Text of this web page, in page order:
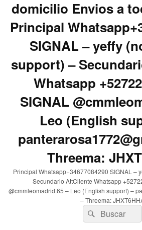
domicilio Envios a
Principal
SIGNAL – yeffy
support) –
Whatsapp
SIGNAL
Leo (English
Threema:
Principal Whatsapp+34677084290 SIGNAL –
Secundario AttCliente Whatsapp
@cmmleomadrid.65 – Leo (English support) –
– Threema:
Buscar
por:
Buscar